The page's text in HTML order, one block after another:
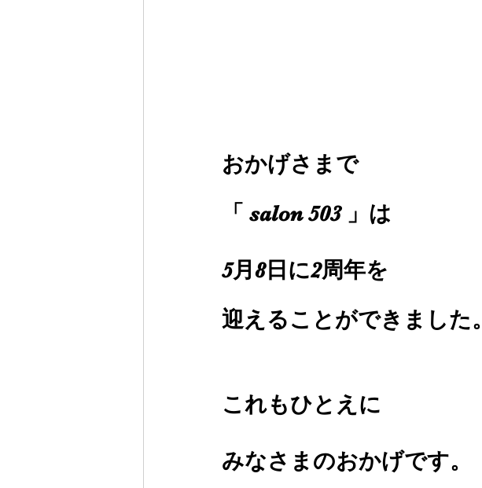
おかげさまで
「 salon 503 」は
5月8日に2周年を
迎えることができました。
これもひとえに
みなさまのおかげです。